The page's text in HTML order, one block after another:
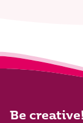
Be creative!